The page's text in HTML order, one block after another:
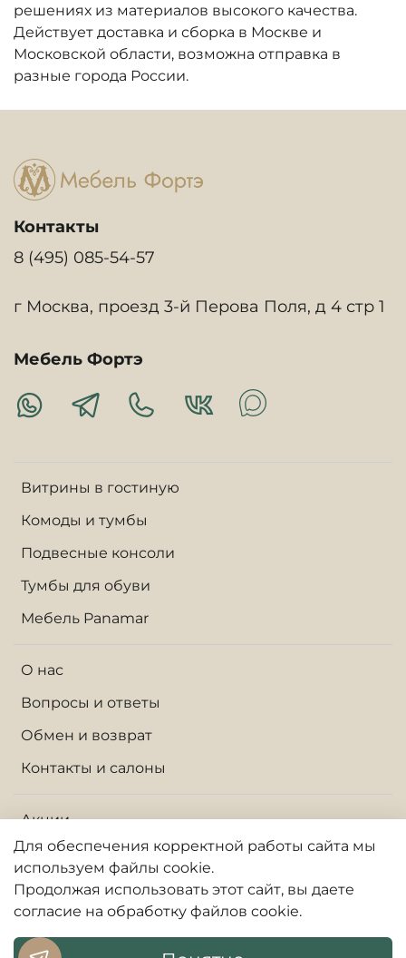
решениях из материалов высокого качества.
Действует доставка и сборка в Москве и
Московской области, возможна отправка в
разные города России.
Витрины в гостиную
Комоды и тумбы
Подвесные консоли
Тумбы для обуви
Мебель Panamar
О нас
Вопросы и ответы
Обмен и возврат
Контакты и салоны
Акции
Доставка по Москве и МО
Доставка по России
Оплата
Гарантии и сервис
Контакты
8 (495) 085-54-57
г Москва, проезд 3-й Перова Поля, д 4 стр 1
Мебель Фортэ
Для обеспечения корректной работы сайта мы
используем файлы cookie.
Продолжая использовать этот сайт, вы даете
согласие на обработку файлов cookie.